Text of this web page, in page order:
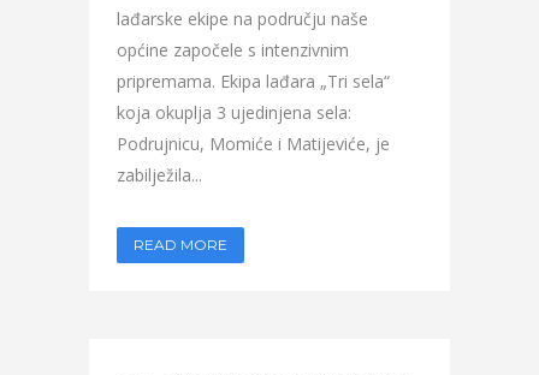
lađarske ekipe na području naše
općine započele s intenzivnim
pripremama. Ekipa lađara „Tri sela“
koja okuplja 3 ujedinjena sela:
Podrujnicu, Momiće i Matijeviće, je
zabilježila...
READ MORE